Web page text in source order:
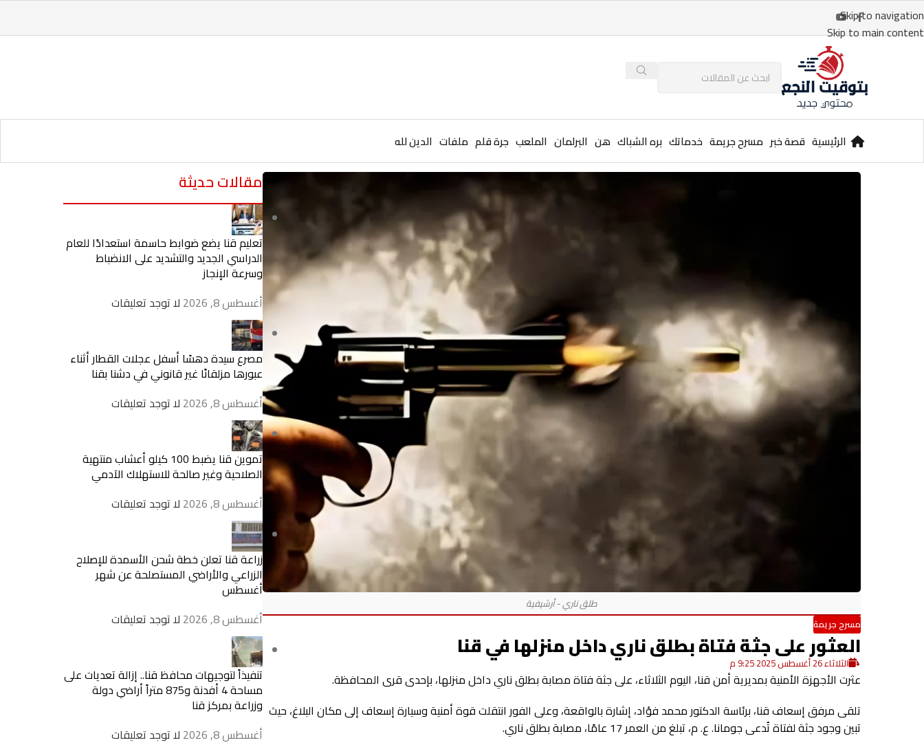
Skip to navigation
Skip to main content
الرئيسية قصة خبر مسرح جريمة خدماتك بره الشباك هن البرلمان الملعب جرة قلم ملفات الدين لله
مسرح جريمة
العثور على جثة فتاة بطلق ناري داخل منزلها في قنا
الثلاثاء 26 أغسطس 2025 9:25 م
عثرت الأجهزة الأمنية بمديرية أمن قنا، اليوم الثلاثاء، على جثة فتاة مصابة بطلق ناري داخل منزلها، بإحدى قرى المحافظة.
تلقى مرفق إسعاف قنا، برئاسة الدكتور محمد فؤاد، إشارة بالواقعة، وعلى الفور انتقلت قوة أمنية وسيارة إسعاف إلى مكان البلاغ، حيث
تبين وجود جثة لفتاة تُدعى جومانا. ع. م، تبلغ من العمر 17 عامًا، مصابة بطلق ناري.
مقالات حديثة
تعليم قنا يضع ضوابط حاسمة استعدادًا للعام
الدراسي الجديد والتشديد على الانضباط
وسرعة الإنجاز
أغسطس 8, 2026
لا توجد تعليقات
مصرع سيدة دهسًا أسفل عجلات القطار أثناء
عبورها مزلقانًا غير قانوني في دشنا بقنا
أغسطس 8, 2026
لا توجد تعليقات
تموين قنا يضبط 100 كيلو أعشاب منتهية
الصلاحية وغير صالحة للاستهلاك الآدمي
أغسطس 8, 2026
لا توجد تعليقات
زراعة قنا تعلن خطة شحن الأسمدة للإصلاح
الزراعي والأراضي المستصلحة عن شهر
أغسطس
أغسطس 8, 2026
لا توجد تعليقات
تنفيذاً لتوجيهات محافظ قنا.. إزالة تعديات على
مساحة 4 أفدنة و875 متراً أراضي دولة
وزراعة بمركز قنا
أغسطس 8, 2026
لا توجد تعليقات